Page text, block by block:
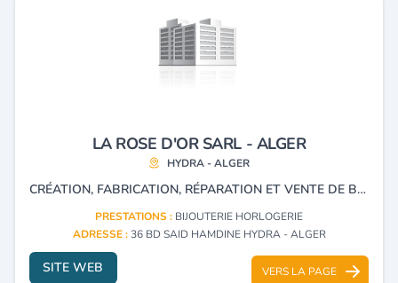
LA ROSE D'OR SARL - ALGER
HYDRA - ALGER
CRÉATION, FABRICATION, RÉPARATION ET VENTE DE BIJOUX EN OR.
PRESTATIONS : BIJOUTERIE HORLOGERIE
ADRESSE :36 BD SAID HAMDINE HYDRA - ALGER
SITE WEB VERS LA PAGE